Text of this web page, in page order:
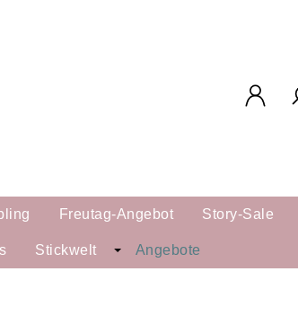
Freutag-Angebot Story-Sale
Stickwelt Angebote